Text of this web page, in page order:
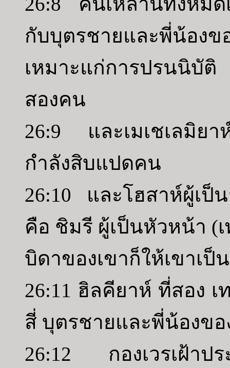
กับบุตรชายและพี่น้องข
เหมาะแก่การปรนนิบั
สองคน
26:9 และเมเชเลมิยา
กำลังสิบแปดคน
26:10 และโฮสาห์ผู้เป็
คือ ชิมรี ผู้เป็นหัวหน้า (
บิดาของเขาก็ให้เขาเป็
26:11 ฮิลคียาห์ ที่สอง
สี่ บุตรชายและพี่น้องข
26:12 กองเวรเฝ้าปร